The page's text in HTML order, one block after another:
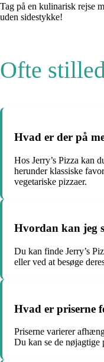
Tag på en kulinarisk rejse
uden sidestykke!
Ofte
Hvad er der på
Hos Jerry’s Pizza kan
herunder klassiske
vegetariske pizzaer.
Hvordan kan jeg
Du kan finde Jerry’s
eller ved at besøge
Hvad er priserne
Priserne varierer
Du kan se de nøjagtige